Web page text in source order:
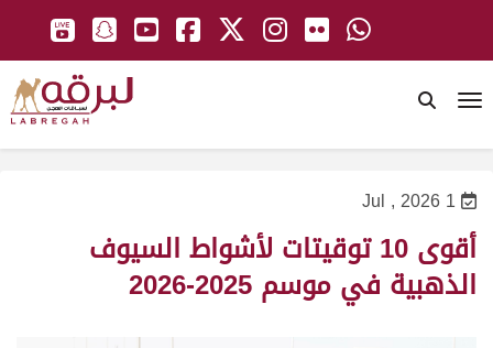
1 Jul , 2026
أقوى 10 توقيتات لأشواط السيوف
الذهبية في موسم 2025-2026